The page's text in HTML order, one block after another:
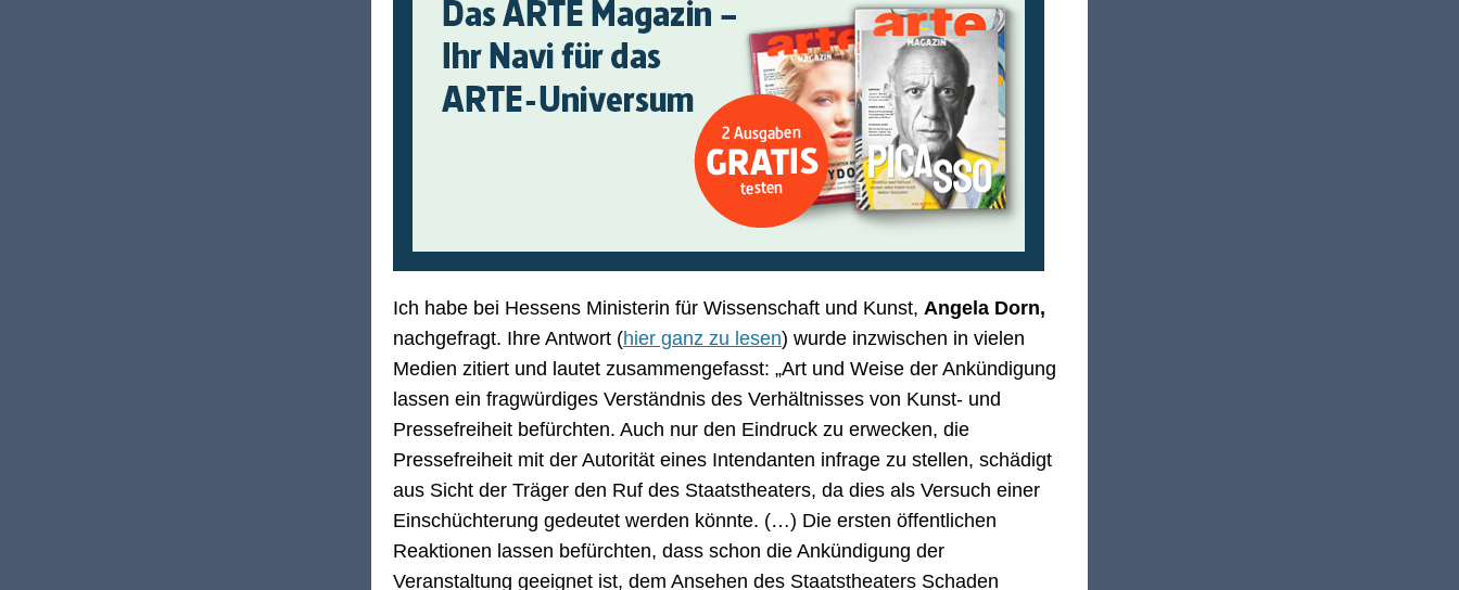
Ich habe bei Hessens Ministerin für Wissenschaft und Kunst, Angela Dorn,
nachgefragt. Ihre Antwort (hier ganz zu lesen) wurde inzwischen in vielen
Medien zitiert und lautet zusammengefasst: „Art und Weise der Ankündigung
lassen ein fragwürdiges Verständnis des Verhältnisses von Kunst- und
Pressefreiheit befürchten. Auch nur den Eindruck zu erwecken, die
Pressefreiheit mit der Autorität eines Intendanten infrage zu stellen, schädigt
aus Sicht der Träger den Ruf des Staatstheaters, da dies als Versuch einer
Einschüchterung gedeutet werden könnte. (…) Die ersten öffentlichen
Reaktionen lassen befürchten, dass schon die Ankündigung der
Veranstaltung geeignet ist, dem Ansehen des Staatstheaters Schaden